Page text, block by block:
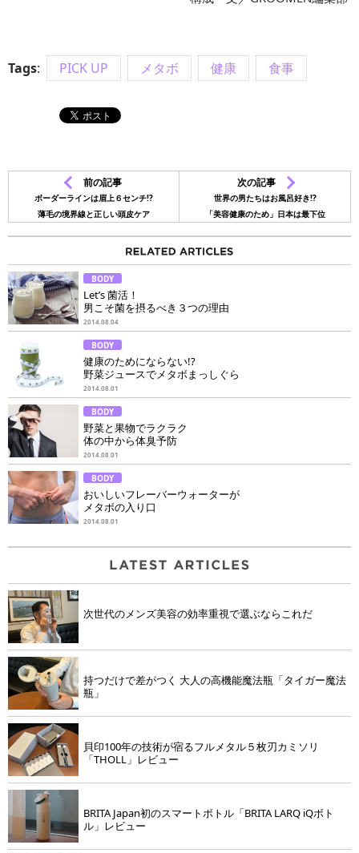
Tags: PICK UP メタボ 健康 食事
前の記事
ボーダーラインは眉上６センチ!?
薄毛の境界線と正しい頭皮ケア
次の記事
世界の男たちはお風呂好き!?
「美容健康のため」日本は最下位
BODY
Let’s 菌活！
男こそ菌を摂るべき３つの理由
2014.08.04
BODY
健康のためにならない!?
野菜ジュースでメタボまっしぐら
2014.08.01
BODY
野菜と果物でラクラク
体の中から体臭予防
2014.08.01
BODY
おいしいフレーバーウォーターが
メタボの入り口
2014.08.01
次世代のメンズ美容の効率重視で選ぶならこれだ
持つだけで差がつく 大人の高機能魔法瓶「タイガー魔法
瓶」
貝印100年の技術が宿るフルメタル５枚刃カミソリ
「THOLL」レビュー
BRITA Japan初のスマートボトル「BRITA LARQ iQボト
ル」レビュー